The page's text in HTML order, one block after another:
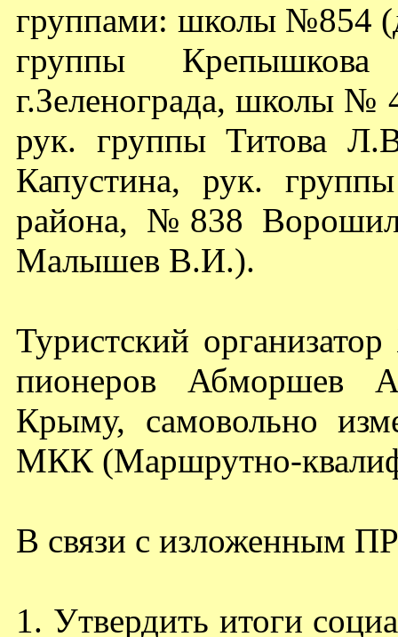
группами: школы №854
группы
г.Зеленограда, школы №
рук. группы Титова
Капустина, рук.
района, №838
Малышев В.И.).
Туристский
пионеров Абморшев
Крыму, самовольно
МКК (Маршрутно-
В связи с
1. Утвердить итоги